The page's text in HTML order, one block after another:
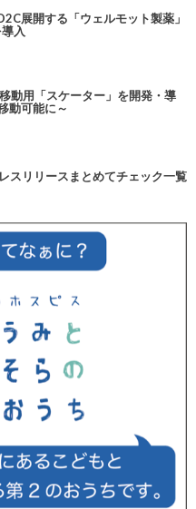
展開する「ウェルモット製薬」
入
動用「スケーター」を開発・導
動可能に～
スリリースまとめてチェック一覧